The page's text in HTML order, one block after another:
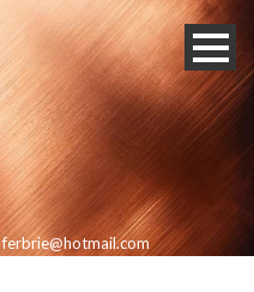
ferbrie@hotmail.com